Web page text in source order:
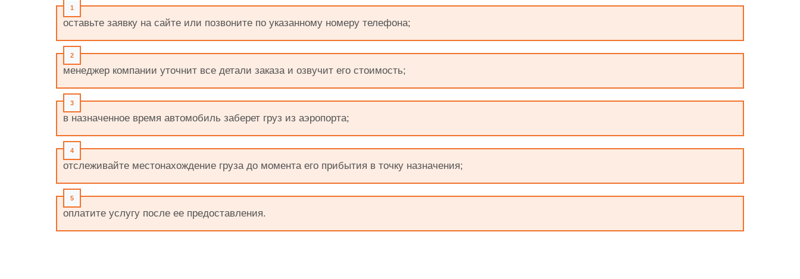
оставьте заявку на сайте или позвоните по указанному номеру телефона;
менеджер компании уточнит все детали заказа и озвучит его стоимость;
в назначенное время автомобиль заберет груз из аэропорта;
отслеживайте местонахождение груза до момента его прибытия в точку назначения;
оплатите услугу после ее предоставления.